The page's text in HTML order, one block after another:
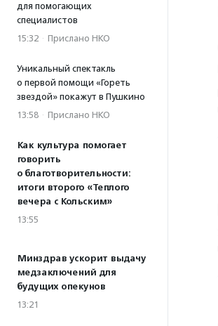
для помогающих
специалистов
15:32 · Прислано НКО
Уникальный спектакль
о первой помощи «Гореть
звездой» покажут в Пушкино
13:58 · Прислано НКО
Как культура помогает
говорить
о благотворительности:
итоги второго «Теплого
вечера с Кольским»
13:55
Минздрав ускорит выдачу
медзаключений для
будущих опекунов
13:21